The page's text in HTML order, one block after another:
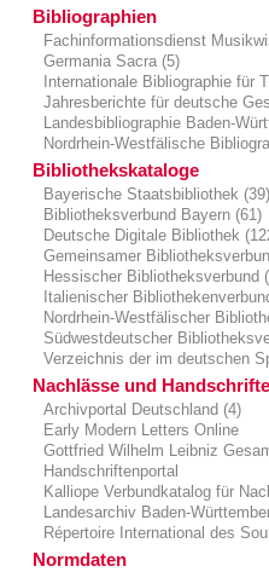
Bibliographien
Fachinformationsdienst
Germania Sacra (5)
Internationale Bibliographie für
Jahresberichte für deutsche
Landesbibliographie Baden-
Nordrhein-Westfälische
Bibliothekskataloge
Bayerische Staatsbibliothek (39)
Bibliotheksverbund Bayern (61)
Deutsche Digitale Bibliothek
Gemeinsamer
Hessischer Bibliotheksverbund
Italienischer
Nordrhein-Westfälischer
Südwestdeutscher
Verzeichnis der im deutschen
Nachlässe und
Archivportal Deutschland (4)
Early Modern Letters Online
Gottfried Wilhelm Leibniz
Handschriftenportal
Kalliope Verbundkatalog für
Landesarchiv Baden-
Répertoire International des
Normdaten